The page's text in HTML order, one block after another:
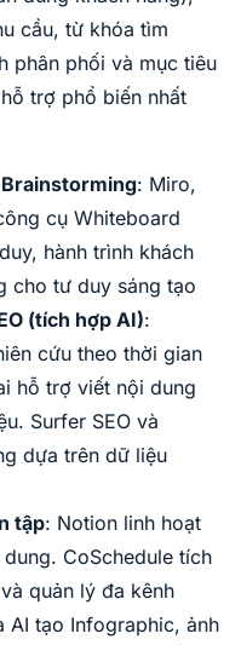
cầu, từ khóa tìm
phân phối và mục tiêu
trợ phổ biến nhất
: Miro,
cụ Whiteboard
hành trình khách
cho tư duy sáng tạo
(tích hợp AI):
cứu theo thời gian
hỗ trợ viết nội dung
Surfer SEO và
dựa trên dữ liệu
tập: Notion linh hoạt
CoSchedule tích
quản lý đa kênh
AI tạo Infographic, ảnh